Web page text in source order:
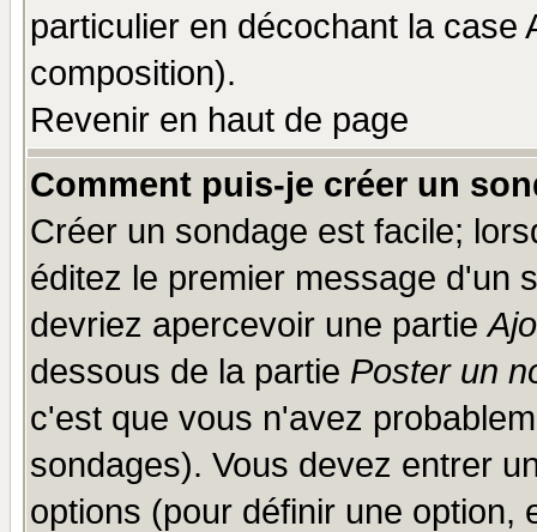
particulier en décochant la
composition).
Revenir en haut de page
Comment puis-je créer un
Créer un sondage est facile;
éditez le premier message d'un
devriez apercevoir une partie
dessous de la partie Poster un
c'est que vous n'avez
sondages). Vous devez entrer
options (pour définir une option,